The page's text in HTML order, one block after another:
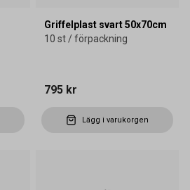
Griffelplast svart 50x70cm
10 st / förpackning
795 kr
Lägg i varukorgen